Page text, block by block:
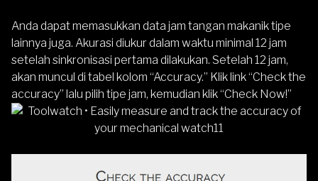
Anda dapat memasukkan data jam tangan makanik tipe
lainnya juga. Akurasi diukur dalam waktu minimal 12 jam
setelah sinkronisasi pertama dilakukan. Setelah 12 jam,
akan muncul di tabel kolom “Accuracy.” Klik link “Check the
accuracy” lalu pilih tipe jam, kemudian klik “Check Now!”